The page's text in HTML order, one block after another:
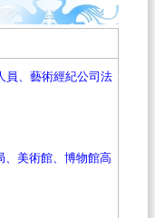
員、藝術經紀公司法
、美術館、博物館高